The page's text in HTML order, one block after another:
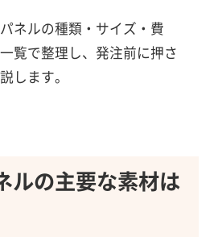
ネルの種類・サイズ・費
覧で整理し、発注前に押さ
します。
ルの主要な素材は